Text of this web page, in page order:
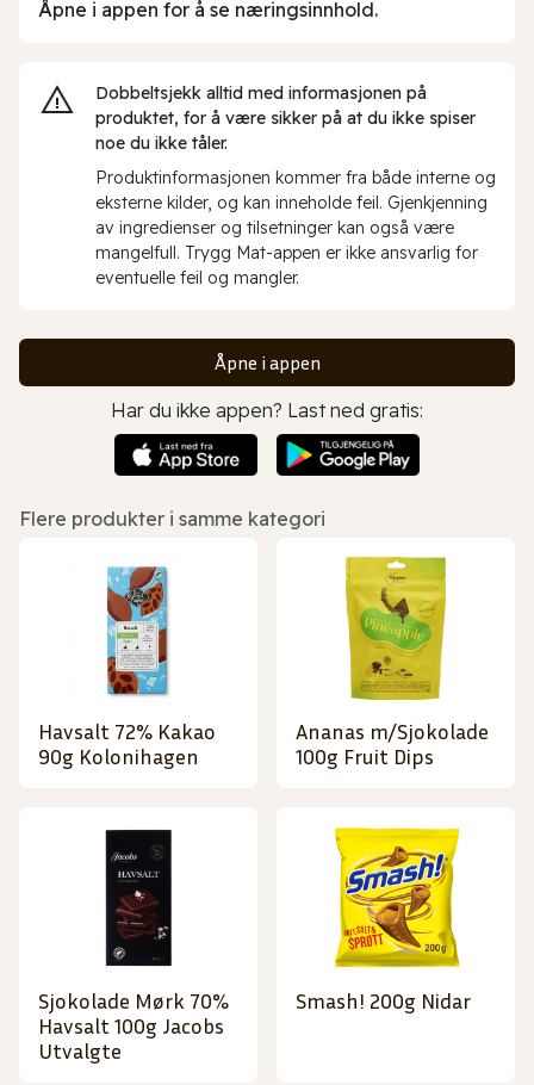
Åpne i appen for å se næringsinnhold.
Dobbeltsjekk alltid med informasjonen på
produktet, for å være sikker på at du ikke spiser
noe du ikke tåler.
Produktinformasjonen kommer fra både interne og
eksterne kilder, og kan inneholde feil. Gjenkjenning
av ingredienser og tilsetninger kan også være
mangelfull. Trygg Mat-appen er ikke ansvarlig for
eventuelle feil og mangler.
Åpne i appen
Har du ikke appen? Last ned gratis:
Flere produkter i samme kategori
Havsalt 72% Kakao
90g Kolonihagen
Ananas m/Sjokolade
100g Fruit Dips
Sjokolade Mørk 70%
Havsalt 100g Jacobs
Utvalgte
Smash! 200g Nidar